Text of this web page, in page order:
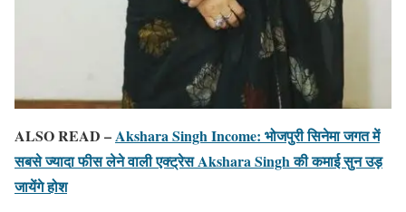
ALSO READ – Akshara Singh Income: भोजपुरी सिनेमा जगत में
सबसे ज्यादा फीस लेने वाली एक्ट्रेस Akshara Singh की कमाई सुन उड़
जायेंगे होश